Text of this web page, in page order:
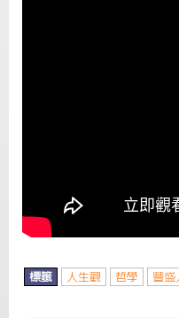
標籤 人生觀 哲學 豐盛